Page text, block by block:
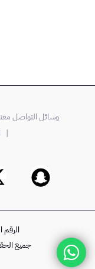
وسائل التواصل
|
الرقم
جميع